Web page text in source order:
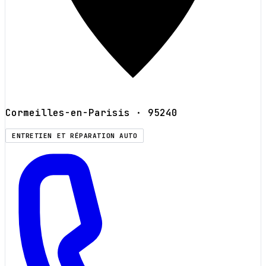
Cormeilles-en-Parisis · 95240
ENTRETIEN ET RÉPARATION AUTO